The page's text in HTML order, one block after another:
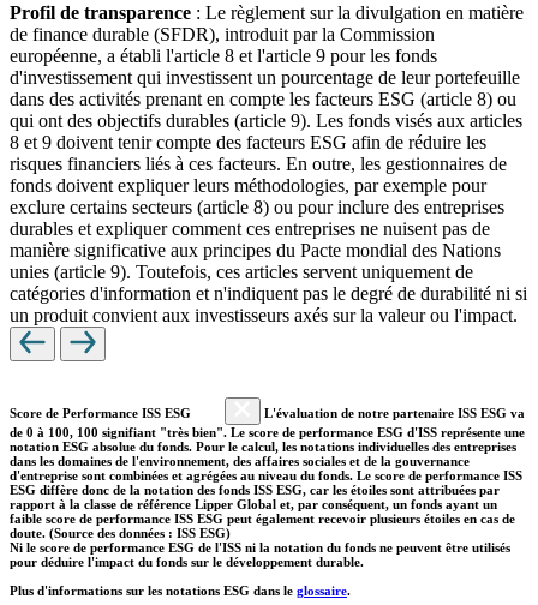
Profil de transparence : Le règlement sur la divulgation en matière
de finance durable (SFDR), introduit par la Commission
européenne, a établi l'article 8 et l'article 9 pour les fonds
d'investissement qui investissent un pourcentage de leur portefeuille
dans des activités prenant en compte les facteurs ESG (article 8) ou
qui ont des objectifs durables (article 9). Les fonds visés aux articles
8 et 9 doivent tenir compte des facteurs ESG afin de réduire les
risques financiers liés à ces facteurs. En outre, les gestionnaires de
fonds doivent expliquer leurs méthodologies, par exemple pour
exclure certains secteurs (article 8) ou pour inclure des entreprises
durables et expliquer comment ces entreprises ne nuisent pas de
manière significative aux principes du Pacte mondial des Nations
unies (article 9). Toutefois, ces articles servent uniquement de
catégories d'information et n'indiquent pas le degré de durabilité ni si
un produit convient aux investisseurs axés sur la valeur ou l'impact.
Score de Performance ISS ESG
L'évaluation de notre partenaire ISS ESG va
de 0 à 100, 100 signifiant "très bien". Le score de performance ESG d'ISS représente une
notation ESG absolue du fonds. Pour le calcul, les notations individuelles des entreprises
dans les domaines de l'environnement, des affaires sociales et de la gouvernance
d'entreprise sont combinées et agrégées au niveau du fonds. Le score de performance ISS
ESG diffère donc de la notation des fonds ISS ESG, car les étoiles sont attribuées par
rapport à la classe de référence Lipper Global et, par conséquent, un fonds ayant un
faible score de performance ISS ESG peut également recevoir plusieurs étoiles en cas de
doute. (Source des données : ISS ESG)
Ni le score de performance ESG de l'ISS ni la notation du fonds ne peuvent être utilisés
pour déduire l'impact du fonds sur le développement durable.
Plus d'informations sur les notations ESG dans le glossaire.